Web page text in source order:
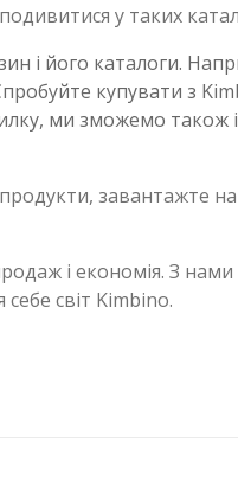
у таких
і його каталоги.
купувати з
ми зможемо також
завантажте
і економія. З
світ Kimbino.